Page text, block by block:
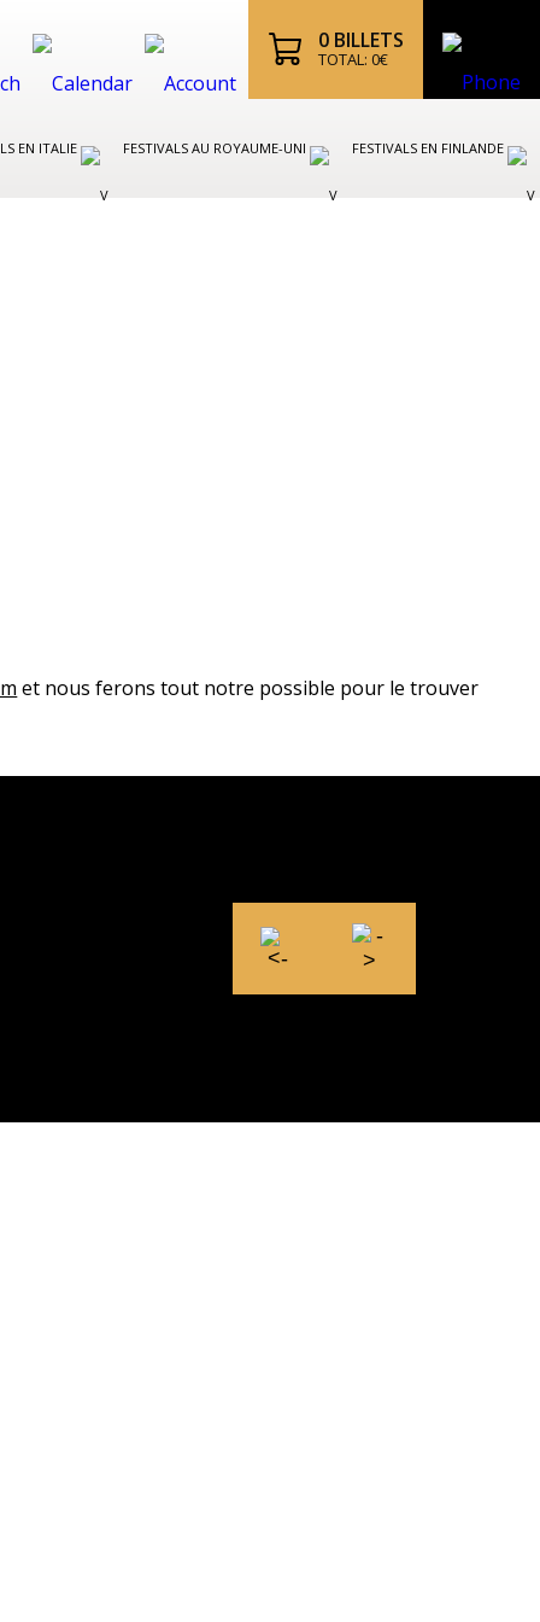
0 BILLETS
TOTAL: 0€
EN ITALIE FESTIVALS AU ROYAUME-UNI FESTIVALS EN FINLANDE
et nous ferons tout notre possible pour le trouver